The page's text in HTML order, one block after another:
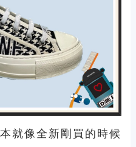
就像全新剛買的時候